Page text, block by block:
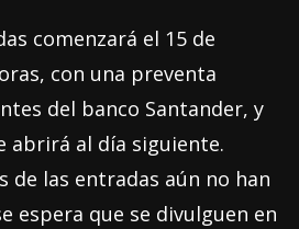
comenzará el 15 de
con una preventa
del banco Santander, y
abrirá al día siguiente.
de las entradas aún no han
espera que se divulguen en